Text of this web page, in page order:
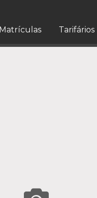
Matrículas Tarifários